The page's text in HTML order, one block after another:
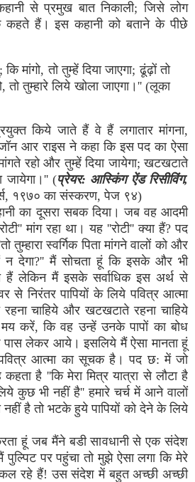
से प्रमुख बात निकाली; जिसे लोग
कहते हैं। इस कहानी को बताने के पीछे
मांगो, तो तुम्हें दिया जाएगा; ढूंढ़ों तो
तुम्हारे लिये खोला जाएगा।'' (लूका
किये जाते हैं वे हैं लगातार मांगना,
आर राइस ने कहा कि इस पद का ऐसा
रहो और तुम्हें दिया जायेगा; खटखटाते
जायेगा।'' (प्रेयर: आस्किंग ऐंड रिसीविंग,
१९७० का संस्करण, पेज ९४)
का दूसरा सबक दिया। जब वह आदमी
मांग रहा था। यह ''रोटी'' क्या हैं? पद
तुम्हारा स्वर्गिक पिता मांगने वालों को और
न देगा?'' मैं सोचता हूं कि इसके और भी
लेकिन मैं इसके सर्वाधिक इस अर्थ से
से निरंतर पापियों के लिये पवित्र आत्मा
रहना चाहिये और खटखटाते रहना चाहिये
मय करें, कि वह उन्हें उनके पापों का बोध
लेकर आये। इसलिये मैं ऐसा मानता हूं
पवित्र आत्मा का सूचक है। पद छ: में जो
कहता है ''कि मेरा मित्र यात्रा से लौटा है
कुछ भी नहीं है'' हमारे चर्च में आने वालों
है तो भटके हुये पापियों को देने के लिये
हूं जब मैंने बडी सावधानी से एक संदेश
पर पहुंचा तो मुझे ऐसा लगा कि मेरे
रहे हैं! उस संदेश में बहुत अच्छी अच्छी